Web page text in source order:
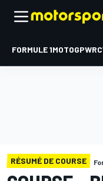
FORMULE 1MOTOGPWRC
RÉSUMÉ DE COURSE